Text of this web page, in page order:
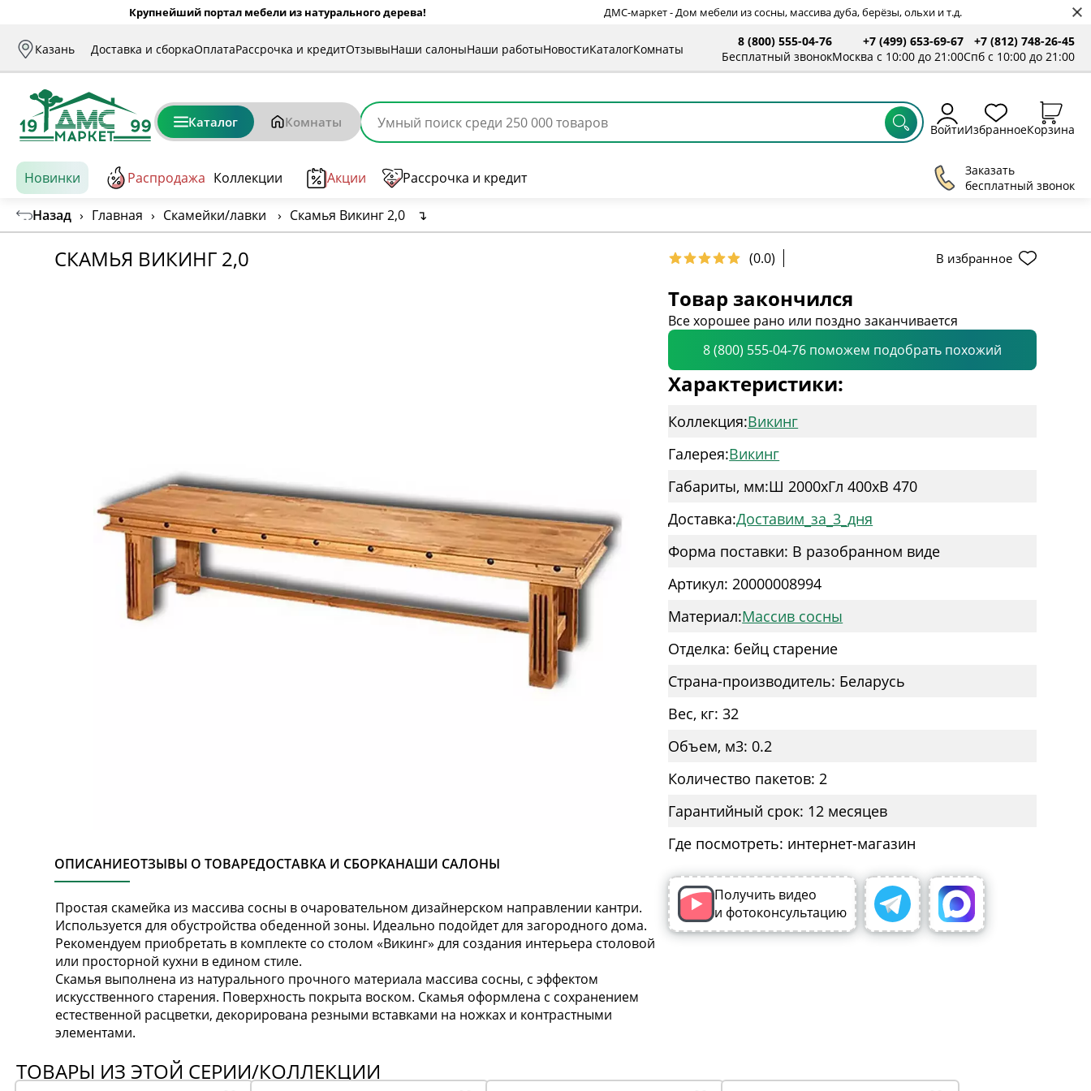
Крупнейший портал мебели из натурального дерева! ДМС-маркет - Дом мебели из сосны, массива дуба, берёзы, ольхи и т.д.
Казань Доставка и сборкаОплатаРассрочка и кредитОтзывыНаши салоныНаши работыНовостиКаталогКомнаты
8 (800) 555-04-76
Бесплатный звонок
+7 (499) 653-69-67
Москва с 10:00 до 21:00
+7 (812) 748-26-45
Спб с 10:00 до 21:00
Каталог Комнаты ВойтиИзбранноеКорзина
Новинки Распродажа Коллекции Акции Рассрочка и кредит
Заказать
бесплатный звонок
Назад › Главная › Скамейки/лавки › Скамья Викинг 2,0 ↴
СКАМЬЯ ВИКИНГ 2,0 (0.0) В избранное
ОПИСАНИЕОТЗЫВЫ О ТОВАРЕДОСТАВКА И СБОРКАНАШИ САЛОНЫ
Простая скамейка из массива сосны в очаровательном дизайнерском направлении кантри.
Используется для обустройства обеденной зоны. Идеально подойдет для загородного дома.
Рекомендуем приобретать в комплекте со столом «Викинг» для создания интерьера столовой
или просторной кухни в едином стиле.
Скамья выполнена из натурального прочного материала массива сосны, с эффектом
искусственного старения. Поверхность покрыта воском. Скамья оформлена с сохранением
естественной расцветки, декорирована резными вставками на ножках и контрастными
элементами.
Товар закончился
Все хорошее рано или поздно заканчивается
8 (800) 555-04-76 поможем подобрать похожий
Характеристики:
Коллекция:Викинг
Галерея:Викинг
Габариты, мм:Ш 2000xГл 400xВ 470
Доставка:Доставим_за_3_дня
Форма поставки: В разобранном виде
Артикул: 20000008994
Материал:Массив сосны
Отделка: бейц старение
Страна-производитель: Беларусь
Вес, кг: 32
Объем, м3: 0.2
Количество пакетов: 2
Гарантийный срок: 12 месяцев
Где посмотреть: интернет-магазин
Получить видео
и фотоконсультацию
ТОВАРЫ ИЗ ЭТОЙ СЕРИИ/КОЛЛЕКЦИИ